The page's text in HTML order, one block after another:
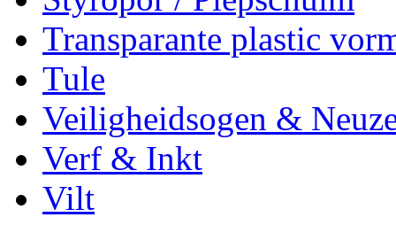
Transparante plastic
Tule
Veiligheidsogen &
Verf & Inkt
Vilt